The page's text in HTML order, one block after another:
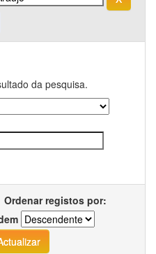
da pesquisa.
Ordenar registos por: